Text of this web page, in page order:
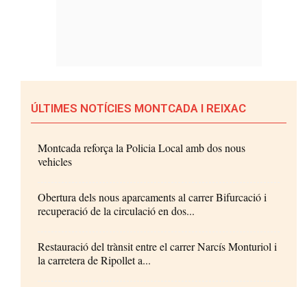
ÚLTIMES NOTÍCIES MONTCADA I REIXAC
Montcada reforça la Policia Local amb dos nous
vehicles
Obertura dels nous aparcaments al carrer Bifurcació i
recuperació de la circulació en dos...
Restauració del trànsit entre el carrer Narcís Monturiol i
la carretera de Ripollet a...